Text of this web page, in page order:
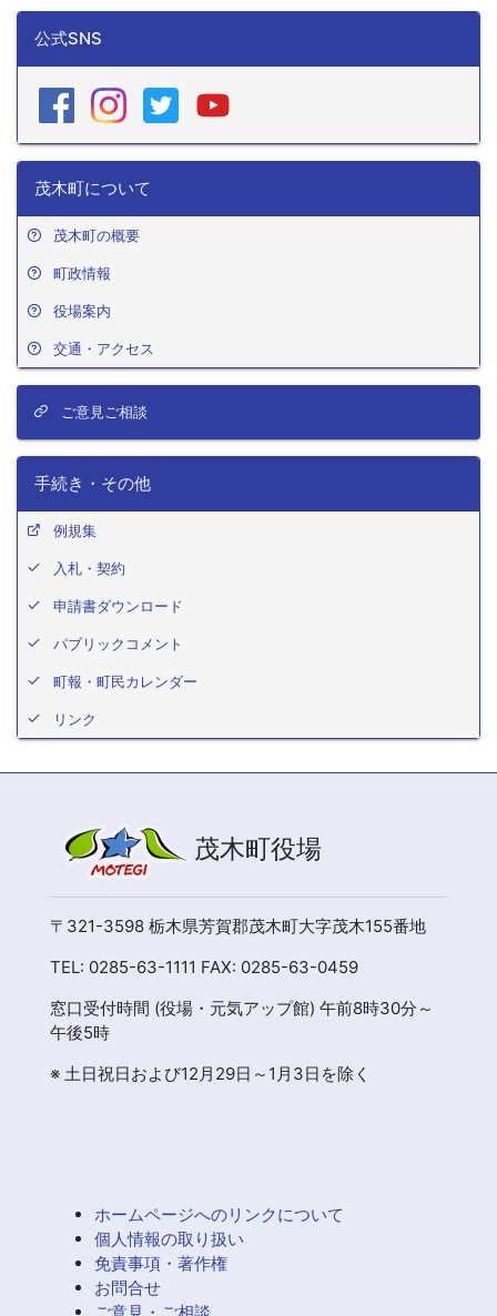
公式SNS
茂木町について
茂木町の概要
町政情報
役場案内
交通・アクセス
ご意見ご相談
手続き・その他
例規集
入札・契約
申請書ダウンロード
パブリックコメント
町報・町民カレンダー
リンク
茂木町役場
〒321-3598 栃木県芳賀郡茂木町大字茂木155番地
TEL: 0285-63-1111 FAX: 0285-63-0459
窓口受付時間 (役場・元気アップ館) 午前8時30分～
午後5時
※ 土日祝日および12月29日～1月3日を除く
ホームページへのリンクについて
個人情報の取り扱い
免責事項・著作権
お問合せ